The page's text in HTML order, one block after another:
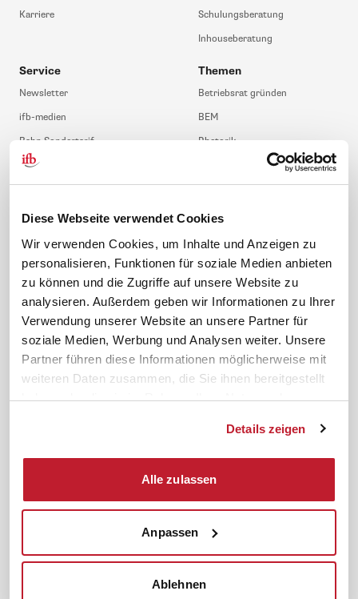
Diese Webseite verwendet Cookies
Wir verwenden Cookies, um Inhalte und Anzeigen zu
personalisieren, Funktionen für soziale Medien anbieten
zu können und die Zugriffe auf unsere Website zu
analysieren. Außerdem geben wir Informationen zu Ihrer
Verwendung unserer Website an unsere Partner für
soziale Medien, Werbung und Analysen weiter. Unsere
Partner führen diese Informationen möglicherweise mit
weiteren Daten zusammen, die Sie ihnen bereitgestellt
haben oder die sie im Rahmen Ihrer Nutzung der
Details zeigen
Alle zulassen
Anpassen
Ablehnen
Karriere
Schulungsberatung
Inhouseberatung
Service
Newsletter
ifb-medien
Bahn Sondertarif
meinifb
FAQ
ifb-App Betriebsrat360
Themen
Betriebsrat gründen
BEM
Rhetorik
JAV-Wahl
News. Wissen. Themen.
Lexikon
Rechtsprechung
Gesetze
Folgen Sie uns
Sicherheit durch geprüfte
Qualität!
Institut zur Fortbildung von
Betriebsräten GmbH & Co. KG
© 2026
Cookiebot Impressum
AGB